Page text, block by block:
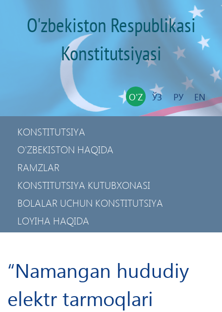
O'zbekiston Respublikasi
Konstitutsiyasi
O'Z ЎЗ РУ EN
KONSTITUTSIYA
O'ZBEKISTON HAQIDA
RAMZLAR
KONSTITUTSIYA KUTUBXONASI
BOLALAR UCHUN KONSTITUTSIYA
LOYIHA HAQIDA
“Namangan hududiy
elektr tarmoqlari